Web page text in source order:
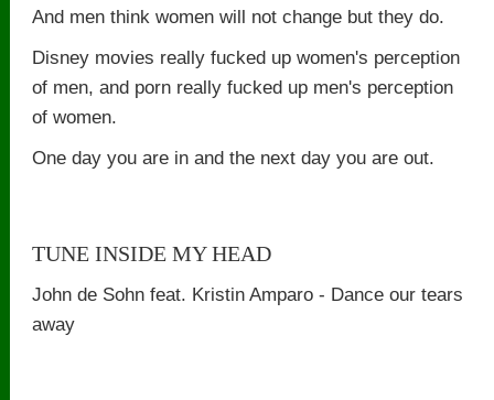
And men think women will not change but they do.
Disney movies really fucked up women's perception
of men, and porn really fucked up men's perception
of women.
One day you are in and the next day you are out.
TUNE INSIDE MY HEAD
John de Sohn feat. Kristin Amparo - Dance our tears
away